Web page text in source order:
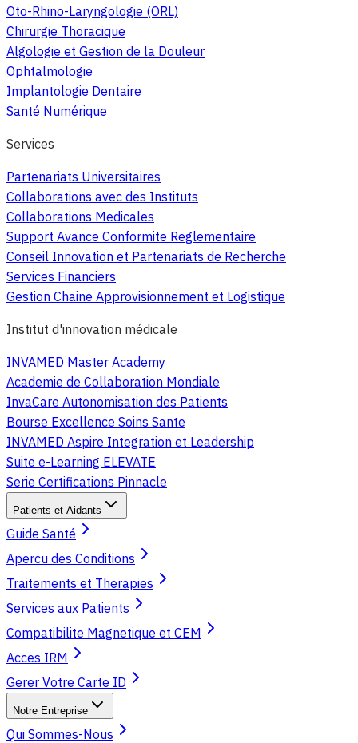
Oto-Rhino-Laryngologie (ORL)
Chirurgie Thoracique
Algologie et Gestion de la Douleur
Ophtalmologie
Implantologie Dentaire
Santé Numérique
Services
Partenariats Universitaires
Collaborations avec des Instituts
Collaborations Medicales
Support Avance Conformite Reglementaire
Conseil Innovation et Partenariats de Recherche
Services Financiers
Gestion Chaine Approvisionnement et Logistique
Institut d'innovation médicale
INVAMED Master Academy
Academie de Collaboration Mondiale
InvaCare Autonomisation des Patients
Bourse Excellence Soins Sante
INVAMED Aspire Integration et Leadership
Suite e-Learning ELEVATE
Serie Certifications Pinnacle
Patients et Aidants
Guide Santé
Apercu des Conditions
Traitements et Therapies
Services aux Patients
Compatibilite Magnetique et CEM
Acces IRM
Gerer Votre Carte ID
Notre Entreprise
Qui Sommes-Nous